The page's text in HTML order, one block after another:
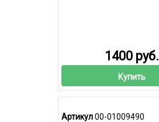
1400 руб.
Купить
Артикул00-01009490